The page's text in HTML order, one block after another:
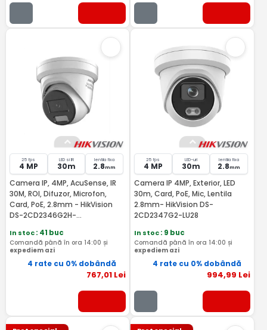
25 fps
4 MP
LED si IR
30m
lentila fixa
2.8mm
Camera IP, 4MP, AcuSense, IR
30M, ROI, Difuzor, Microfon,
Card, PoE, 2.8mm - HikVision
DS-2CD2346G2H-
In stoc: 41 buc
Comandă până în ora 14:00 și
expediem azi
4 rate cu 0% dobândă
767,01Lei
25 fps
4 MP
LED-uri
30m
lentila fixa
2.8mm
Camera IP 4MP, Exterior, LED
30m, Card, PoE, Mic, Lentila
2.8mm- HikVision DS-
2CD2347G2-LU28
In stoc: 9 buc
Comandă până în ora 14:00 și
expediem azi
4 rate cu 0% dobândă
994,99 Lei